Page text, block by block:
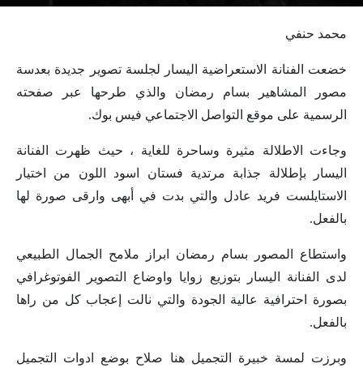
محمد حنفي
خضعت الفنانة الاستعراضية اليسار لجلسة تصوير جديدة بعدسة
مصور المشاهير بسام رمضان والذي طرحها عبر صفحته
الرسمية على موقع التواصل الاجتماعي فيس بوك.
وجاءت الاطلالة مثيرة وساحرة للغاية ، حيث ظهرت الفنانة
اليسار بإطلالة جذابة مرتدية فستان اسود اللون من اختيار
الاستايلست فريد عادل والتي بدت في أبهى وارقى صورة لها
بالفعل.
واستطاع المصور بسام رمضان ابراز ملامح الجمال الطبيعي
لدى الفنانة اليسار بتوزيع زوايا واوضاع التصوير الفوتوغرافي
بصورة احترافية عالية الجودة والتي نالت إعجاب كل من راها
بالفعل.
وبرزت لمسة خبيرة التجميل هنا صلاح بوضع ادوات التجميل